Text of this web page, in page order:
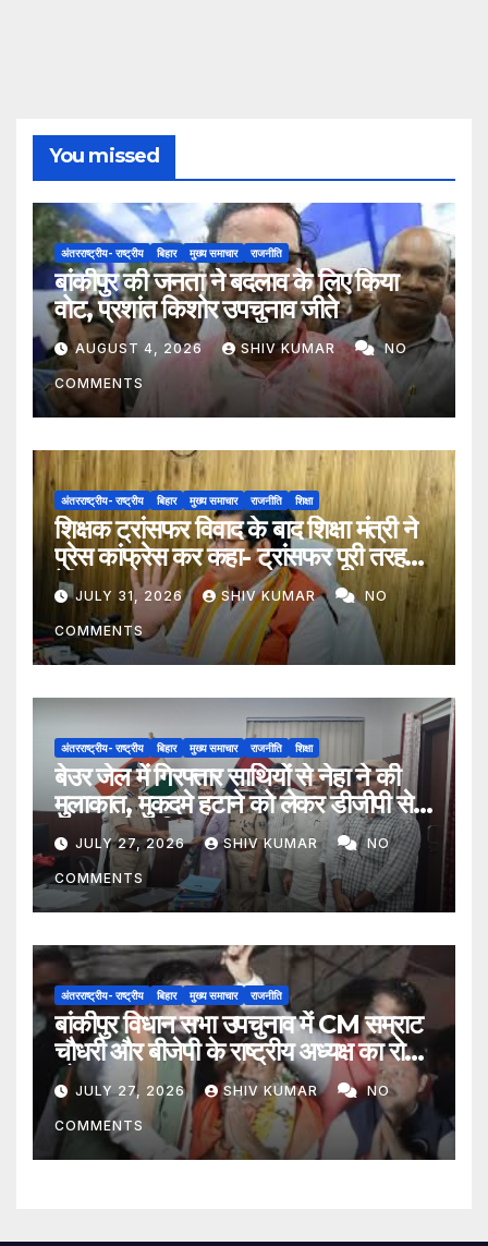
You missed
अंतरराष्ट्रीय- राष्ट्रीय बिहार मुख्य समाचार राजनीति
बांकीपुर की जनता ने बदलाव के लिए किया
वोट, प्रशांत किशोर उपचुनाव जीते
AUGUST 4, 2026 SHIV KUMAR NO
COMMENTS
अंतरराष्ट्रीय- राष्ट्रीय बिहार मुख्य समाचार राजनीति शिक्षा
शिक्षक ट्रांसफर विवाद के बाद शिक्षा मंत्री ने
प्रेस कांफ्रेस कर कहा- ट्रांसफर पूरी तरह
ऐच्छिक
JULY 31, 2026 SHIV KUMAR NO
COMMENTS
अंतरराष्ट्रीय- राष्ट्रीय बिहार मुख्य समाचार राजनीति शिक्षा
बेउर जेल में गिरफ्तार साथियों से नेहा ने की
मुलाकात, मुकदमे हटाने को लेकर डीजीपी से
मिला प्रतिनिधिमंडल
JULY 27, 2026 SHIV KUMAR NO
COMMENTS
अंतरराष्ट्रीय- राष्ट्रीय बिहार मुख्य समाचार राजनीति
बांकीपुर विधान सभा उपचुनाव में CM सम्राट
चौधरी और बीजेपी के राष्ट्रीय अध्यक्ष का रोड
शोJULY 27, 2026 SHIV KUMAR NO
COMMENTS